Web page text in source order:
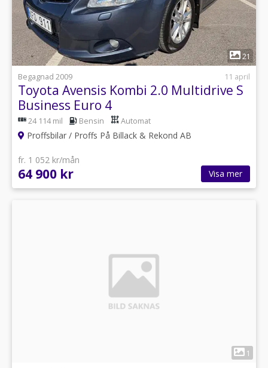
1
21
Begagnad 2009
11 april
Toyota Avensis Kombi 2.0 Multidrive S
Business Euro 4
24 114 mil Bensin Automat
Proffsbilar / Proffs På Billack & Rekond AB
fr. 1 052 kr/mån
64 900 kr Visa mer
1